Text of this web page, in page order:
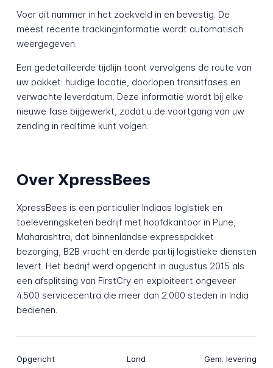
Voer dit nummer in het zoekveld in en bevestig. De
meest recente trackinginformatie wordt automatisch
weergegeven.
Een gedetailleerde tijdlijn toont vervolgens de route van
uw pakket: huidige locatie, doorlopen transitfases en
verwachte leverdatum. Deze informatie wordt bij elke
nieuwe fase bijgewerkt, zodat u de voortgang van uw
zending in realtime kunt volgen.
Over XpressBees
XpressBees is een particulier Indiaas logistiek en
toeleveringsketen bedrijf met hoofdkantoor in Pune,
Maharashtra, dat binnenlandse expresspakket
bezorging, B2B vracht en derde partij logistieke diensten
levert. Het bedrijf werd opgericht in augustus 2015 als
een afsplitsing van FirstCry en exploiteert ongeveer
4.500 servicecentra die meer dan 2.000 steden in India
bedienen.
Opgericht Land Gem. levering